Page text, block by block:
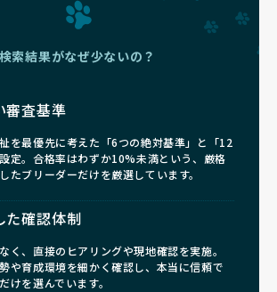
検索結果がなぜ少ないの？
審査基準
を最優先に考えた「6つの絶対基準」と「12
定。合格率はわずか10%未満という、厳格
たブリーダーだけを厳選しています。
た確認体制
く、直接のヒアリングや現地確認を実施。
や育成環境を細かく確認し、本当に信頼で
けを選んでいます。